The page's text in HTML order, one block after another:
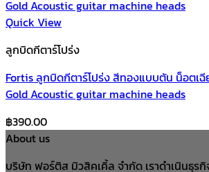
Quick View
ลูกบิดกีตาร์โปร่ง
Fortis ลูกบิดกีตาร์โปร่ง สีทองแบบตัน น็อตเฉี
Gold Acoustic guitar machine heads
฿390.00
About us
บริษัท ฟอร์ติส มิวสิคเคิ้ล จำกัด เราดำเนินธุร